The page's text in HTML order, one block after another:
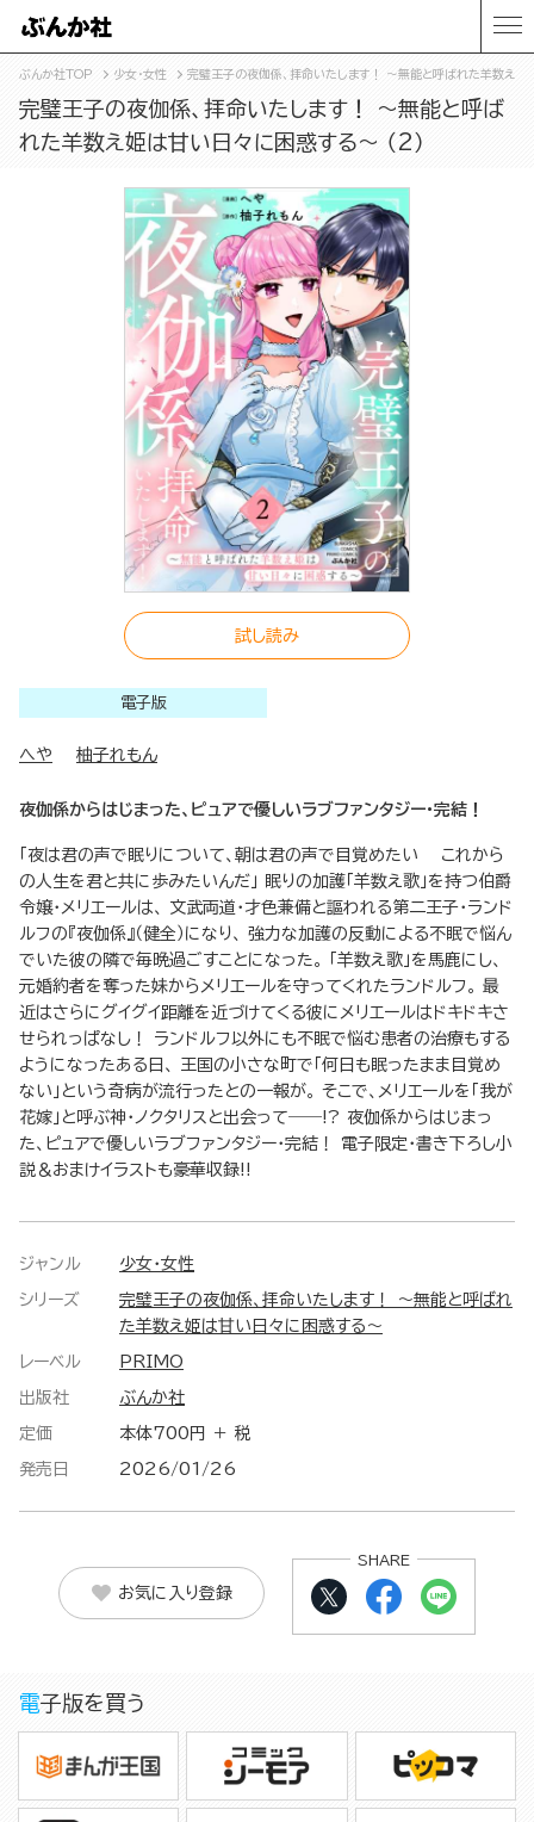
ぶんか社TOP 少女・女性 完璧王子の夜伽係、拝命いたします！ ～無能と呼ばれた羊数え姫
完璧王子の夜伽係、拝命いたします！ ～無能と呼ば
れた羊数え姫は甘い日々に困惑する～ （2）
試し読み
電子版
へや 柚子れもん
夜伽係からはじまった、ピュアで優しいラブファンタジー・完結！
「夜は君の声で眠りについて、朝は君の声で目覚めたい これから
の人生を君と共に歩みたいんだ」 眠りの加護「羊数え歌」を持つ伯爵
令嬢・メリエールは、 文武両道・才色兼備と謳われる第二王子・ランド
ルフの『夜伽係』（健全）になり、 強力な加護の反動による不眠で悩ん
でいた彼の隣で毎晩過ごすことになった。 「羊数え歌」を馬鹿にし、
元婚約者を奪った妹からメリエールを守ってくれたランドルフ。 最
近はさらにグイグイ距離を近づけてくる彼にメリエールはドキドキさ
せられっぱなし！ ランドルフ以外にも不眠で悩む患者の治療もする
ようになったある日、 王国の小さな町で「何日も眠ったまま目覚め
ない」という奇病が流行ったとの一報が。 そこで、メリエールを「我が
花嫁」と呼ぶ神・ノクタリスと出会って――!? 夜伽係からはじまっ
た、ピュアで優しいラブファンタジー・完結！ 電子限定・書き下ろし小
説＆おまけイラストも豪華収録!!
ジャンル 少女・女性
シリーズ
完璧王子の夜伽係、拝命いたします！ ～無能と呼ばれ
た羊数え姫は甘い日々に困惑する～
レーベル PRIMO
出版社 ぶんか社
定価 本体700円 ＋ 税
発売日 2026/01/26
お気に入り登録
SHARE
電子版を買う